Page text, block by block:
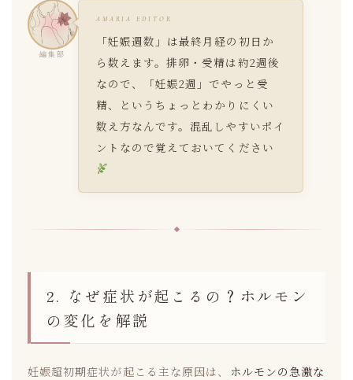
編集部
AMARIA EDITOR
「妊娠週数」は最終月経の初日か
ら数えます。排卵・受精は約2週後
なので、「妊娠2週」でやっと受
精、というちょっとわかりにくい
数え方なんです。混乱しやすいポイ
ントなので覚えておいてください
2. なぜ症状が起こるの？ホルモン
の変化を解説
妊娠超初期症状が起こる主な原因は、
ホルモンの急激な